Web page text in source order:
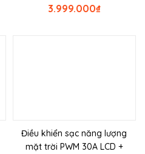
₫
3.999.000
Điều khiển sạc năng lượng
mặt trời PWM 30A LCD +